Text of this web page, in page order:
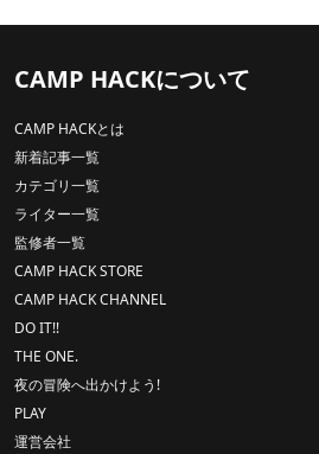
CAMP HACKについて
CAMP HACKとは
新着記事一覧
カテゴリ一覧
ライター一覧
監修者一覧
CAMP HACK STORE
CAMP HACK CHANNEL
DO IT!!
THE ONE.
夜の冒険へ出かけよう!
PLAY
運営会社